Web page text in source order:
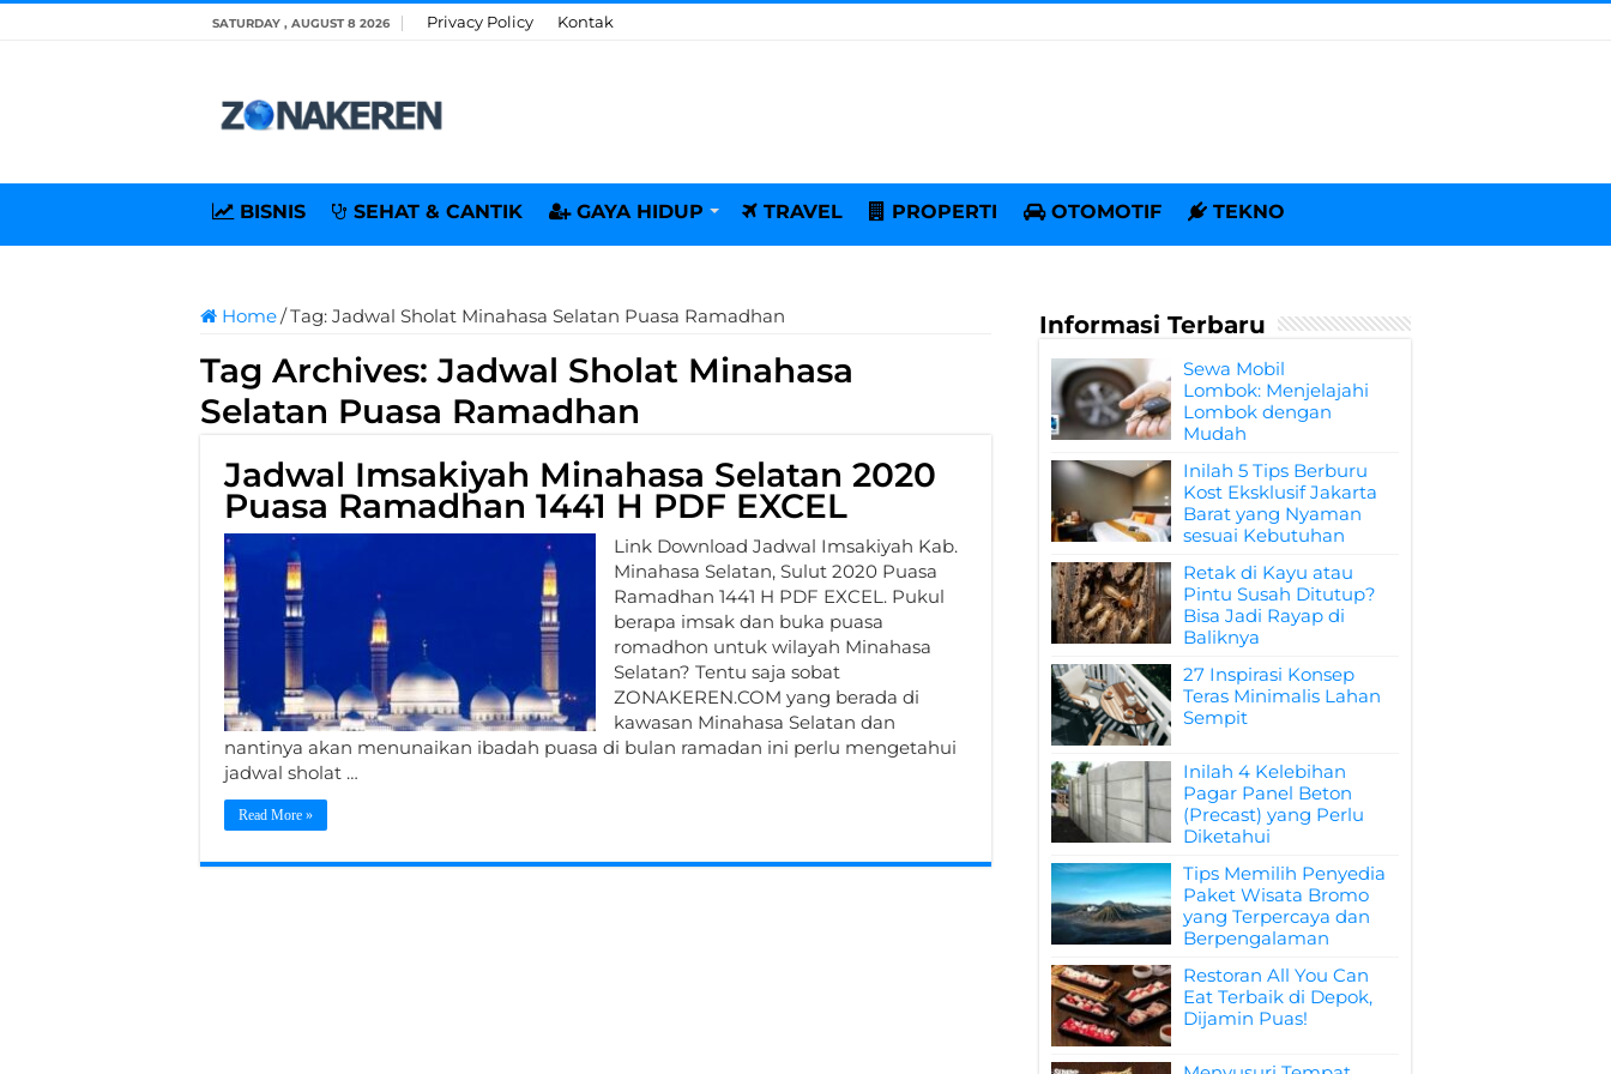
SATURDAY , AUGUST 8 2026 Privacy Policy Kontak
BISNIS SEHAT & CANTIK GAYA HIDUP TRAVEL PROPERTI OTOMOTIF TEKNO
Home/Tag: Jadwal Sholat Minahasa Selatan Puasa Ramadhan
Tag Archives:Jadwal Sholat Minahasa
Selatan Puasa Ramadhan
Jadwal Imsakiyah Minahasa Selatan 2020
Puasa Ramadhan 1441 H PDF EXCEL
Link Download Jadwal Imsakiyah Kab.
Minahasa Selatan, Sulut 2020 Puasa
Ramadhan 1441 H PDF EXCEL. Pukul
berapa imsak dan buka puasa
romadhon untuk wilayah Minahasa
Selatan? Tentu saja sobat
ZONAKEREN.COM yang berada di
kawasan Minahasa Selatan dan
nantinya akan menunaikan ibadah puasa di bulan ramadan ini perlu mengetahui
jadwal sholat …
Read More »
Informasi Terbaru
Sewa Mobil
Lombok: Menjelajahi
Lombok dengan
Mudah
Inilah 5 Tips Berburu
Kost Eksklusif Jakarta
Barat yang Nyaman
sesuai Kebutuhan
Retak di Kayu atau
Pintu Susah Ditutup?
Bisa Jadi Rayap di
Baliknya
27 Inspirasi Konsep
Teras Minimalis Lahan
Sempit
Inilah 4 Kelebihan
Pagar Panel Beton
(Precast) yang Perlu
Diketahui
Tips Memilih Penyedia
Paket Wisata Bromo
yang Terpercaya dan
Berpengalaman
Restoran All You Can
Eat Terbaik di Depok,
Dijamin Puas!